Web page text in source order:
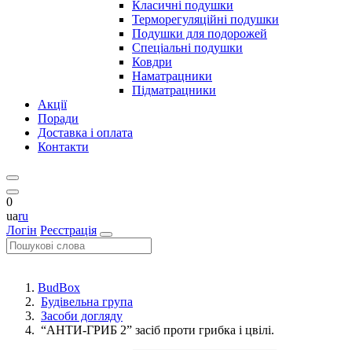
Класичні подушки
Терморегуляційні подушки
Подушки для подорожей
Спеціальні подушки
Ковдри
Наматрацники
Підматрацники
Акції
Поради
Доставка і оплата
Контакти
0
uaru
Логін Реєстрація
BudBox
Будівельна група
Засоби догляду
“АНТИ-ГРИБ 2” засіб проти грибка і цвілі.